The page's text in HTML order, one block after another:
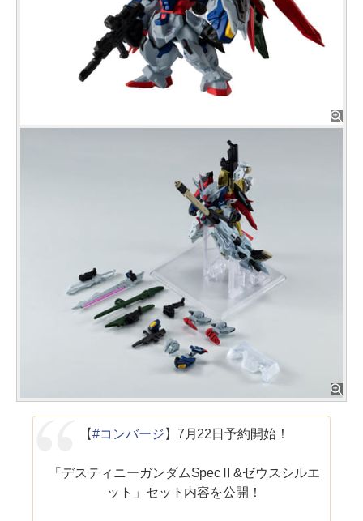
【#コンバージ 】7月22日予約開始！
「デスティニーガンダムSpecⅡ&ゼウスシルエ
ット」セット内容を公開！